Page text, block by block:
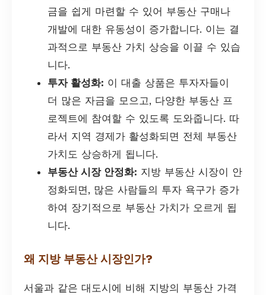
금을 쉽게 마련할 수 있어 부동산 구매나
개발에 대한 유동성이 증가합니다. 이는 결
과적으로 부동산 가치 상승을 이끌 수 있습
니다.
투자 활성화: 이 대출 상품은 투자자들이
더 많은 자금을 모으고, 다양한 부동산 프
로젝트에 참여할 수 있도록 도와줍니다. 따
라서 지역 경제가 활성화되면 전체 부동산
가치도 상승하게 됩니다.
부동산 시장 안정화: 지방 부동산 시장이 안
정화되면, 많은 사람들의 투자 욕구가 증가
하여 장기적으로 부동산 가치가 오르게 됩
니다.
왜 지방 부동산 시장인가?
서울과 같은 대도시에 비해 지방의 부동산 가격